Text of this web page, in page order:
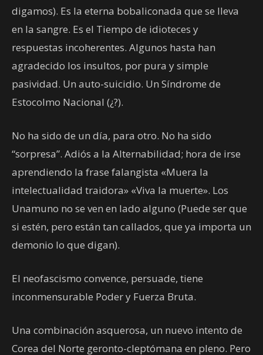
digamos). Es la eterna bobaliconada que se lleva
en la sangre. Es el Tiempo de idioteces y
respuestas incoherentes. Algunos hasta han
agradecido los insultos, por pura y simple
pasividad. Un auto-suicidio. Un Síndrome de
Estocolmo Nacional (¿?).
No ha sido de un día, para otro. No ha sido
“sorpresa”. Adiós a la Alternabilidad; hora de irse
aprendiendo la frase falangista «Muera la
intelectualidad traidora» «Viva la muerte». Los
Unamuno no se ven en lado alguno (Puede ser que
si estén, pero están tan callados, que ya importa un
demonio lo que digan).
El neofascismo convence, persuade, tiene
inconmensurable Poder y Fuerza Bruta.
Una combinación asquerosa, un nuevo intento de
Corea del Norte geronto-cleptómana en pleno. Pero